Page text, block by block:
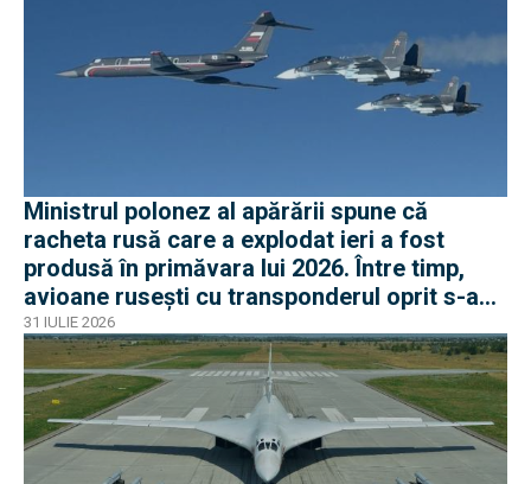
Ministrul polonez al apărării spune că
racheta rusă care a explodat ieri a fost
produsă în primăvara lui 2026. Între timp,
avioane rusești cu transponderul oprit s-au
apropiat de frontiera Poloniei
31 IULIE 2026